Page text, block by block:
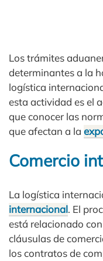
Los trámites
determinantes a la
logística
esta actividad es el
que conocer las
que afectan a la
Comercio
La logística
internacional. El
está relacionado
cláusulas de
los contratos de